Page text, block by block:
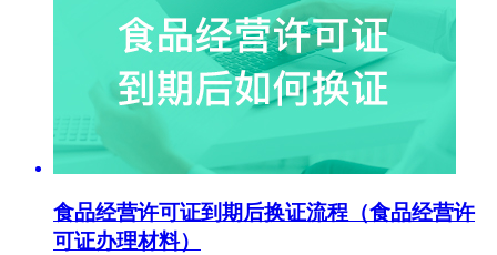
食品经营许可证到期后换证流程（食品经营许
可证办理材料）